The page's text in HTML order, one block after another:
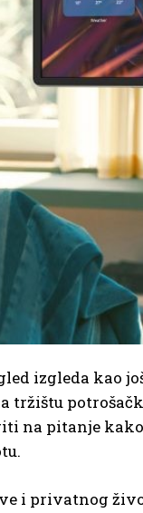
izgleda kao
na pitanje
i privatnog